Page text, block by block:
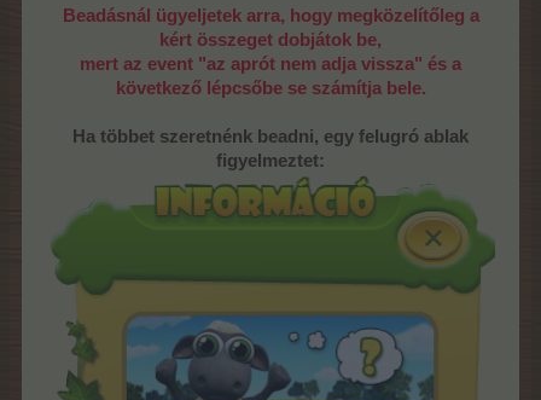
Beadásnál ügyeljetek arra, hogy megközelítőleg a
kért összeget dobjátok be,
mert az event "az aprót nem adja vissza" és a
következő lépcsőbe se számítja bele.
Ha többet szeretnénk beadni, egy felugró ablak
figyelmeztet: